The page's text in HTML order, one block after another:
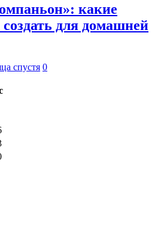
какие
для домашней
спустя 0